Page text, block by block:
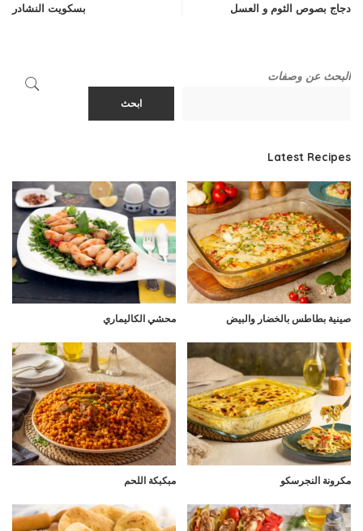
دجاج بصوص الثوم و العسل بسكويت النشادر
البحث عن وصفات
ابحث
Latest Recipes
صينية بطاطس بالخضار والبيض محشي الكاليماري
مكرونة النجرسكو مبكبكة اللحم